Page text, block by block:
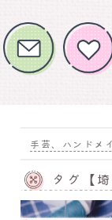
手芸、ハンドメ
タグ【